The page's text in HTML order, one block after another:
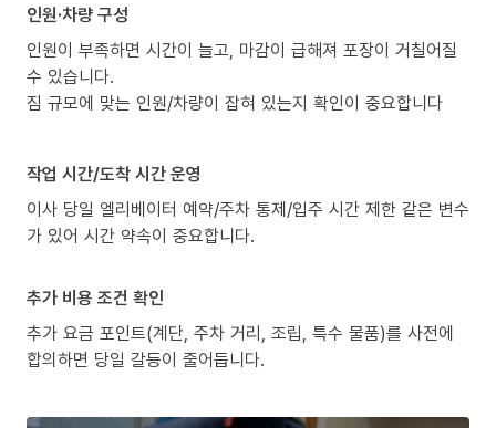
인원·차량 구성
인원이 부족하면 시간이 늘고, 마감이 급해져 포장이 거칠어질
수 있습니다.
짐 규모에 맞는 인원/차량이 잡혀 있는지 확인이 중요합니다
작업 시간/도착 시간 운영
이사 당일 엘리베이터 예약/주차 통제/입주 시간 제한 같은 변수
가 있어 시간 약속이 중요합니다.
추가 비용 조건 확인
추가 요금 포인트(계단, 주차 거리, 조립, 특수 물품)를 사전에
합의하면 당일 갈등이 줄어듭니다.